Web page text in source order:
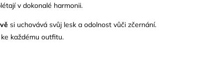
v dokonalé harmonii.
si uchovává svůj lesk a odolnost vůči zčernání.
každému outfitu.